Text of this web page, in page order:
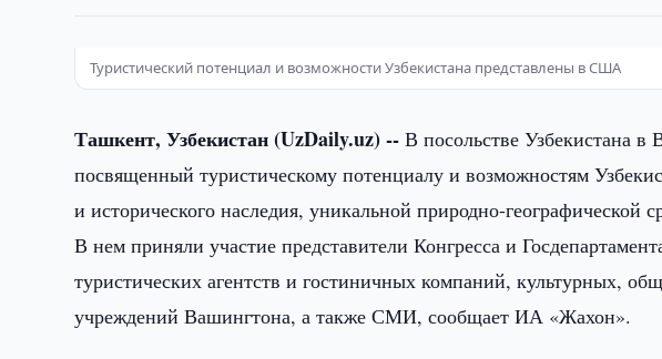
Туристический потенциал и возможности Узбекистана представлены в США
Ташкент, Узбекистан (UzDaily.uz) -- В посольстве Узбекистана
посвященный туристическому потенциалу и возможностям
и исторического наследия, уникальной природно-географической
В нем приняли участие представители Конгресса и
туристических агентств и гостиничных компаний, культурных,
учреждений Вашингтона, а также СМИ, сообщает ИА «Жахон».